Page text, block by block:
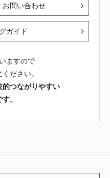
お問い合わせ
ガイド
ますので
ださい。
つながりやすい
。